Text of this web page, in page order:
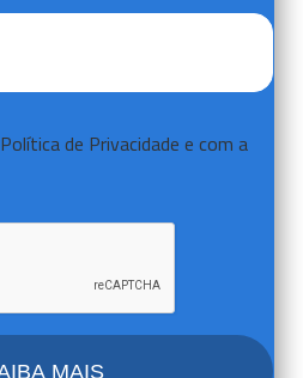
Política de Privacidade e com a